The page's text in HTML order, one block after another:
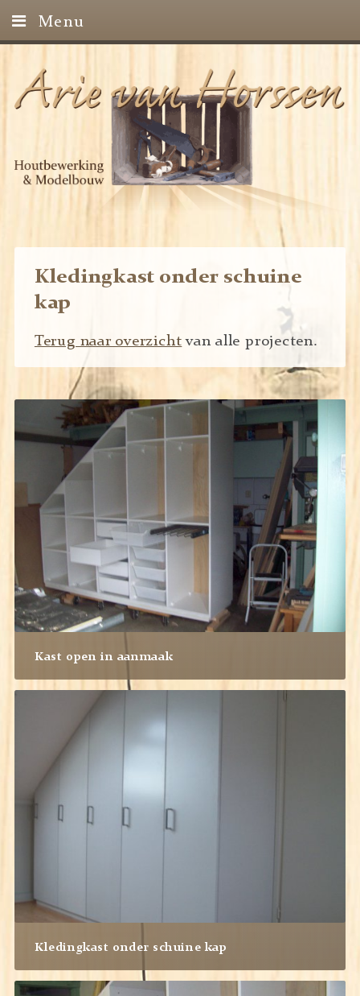
Menu
Projecten
Kledingkast onder schuine
kap
Terug naar overzichtvan alle projecten.
Kast open in aanmaak
Kledingkast onder schuine kap